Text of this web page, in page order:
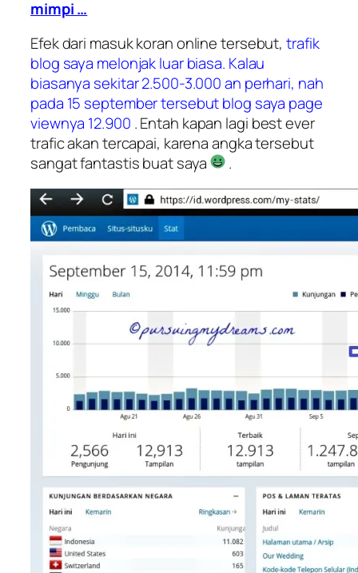
mimpi …
Efek dari masuk koran online tersebut,trafik
blog saya melonjak luar biasa. Kalau
biasanya sekitar 2.500-3.000 an perhari, nah
pada 15 september tersebut blog saya page
viewnya 12.900 . Entah kapan lagi best ever
trafic akan tercapai, karena angka tersebut
sangat fantastis buat saya
.